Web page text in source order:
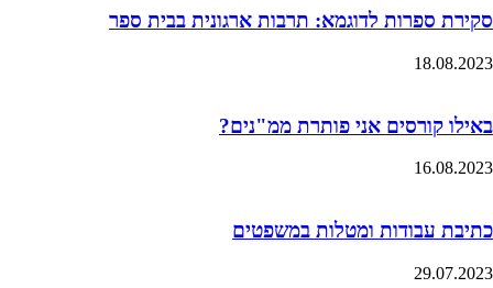
סקירת ספרות לדוגמא: תרבות ארגונית בבית ספר
18.08.2023
באילו קורסים אני פותרת ממ"נים?
16.08.2023
כתיבת עבודות ומטלות במשפטים
29.07.2023